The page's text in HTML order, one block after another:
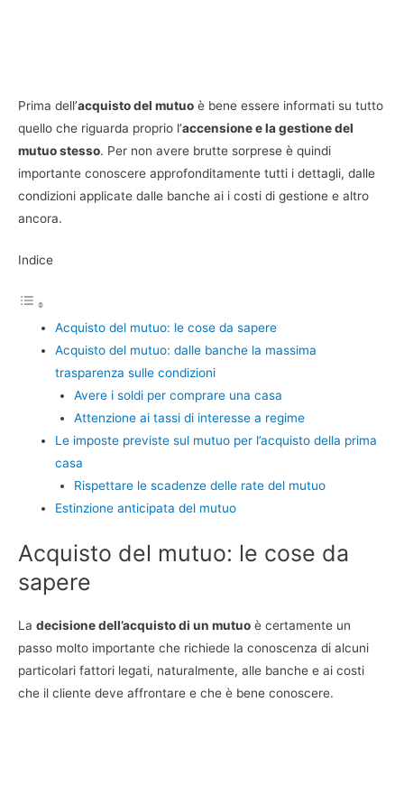
Prima dell’acquisto del mutuo è bene essere informati su tutto
quello che riguarda proprio l’accensione e la gestione del
mutuo stesso. Per non avere brutte sorprese è quindi
importante conoscere approfonditamente tutti i dettagli, dalle
condizioni applicate dalle banche ai i costi di gestione e altro
ancora.
Indice
Acquisto del mutuo: le cose da sapere
Acquisto del mutuo: dalle banche la massima
trasparenza sulle condizioni
Avere i soldi per comprare una casa
Attenzione ai tassi di interesse a regime
Le imposte previste sul mutuo per l’acquisto della prima
casa
Rispettare le scadenze delle rate del mutuo
Estinzione anticipata del mutuo
Acquisto del mutuo: le cose da
sapere
La decisione dell’acquisto di un mutuo è certamente un
passo molto importante che richiede la conoscenza di alcuni
particolari fattori legati, naturalmente, alle banche e ai costi
che il cliente deve affrontare e che è bene conoscere.